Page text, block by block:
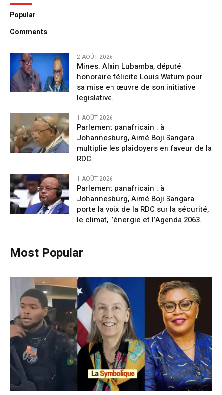
Popular
Comments
2 AOÛT 2026
Mines: Alain Lubamba, député
honoraire félicite Louis Watum pour
sa mise en œuvre de son initiative
legislative.
1 AOÛT 2026
Parlement panafricain : à
Johannesburg, Aimé Boji Sangara
multiplie les plaidoyers en faveur de la
RDC.
1 AOÛT 2026
Parlement panafricain : à
Johannesburg, Aimé Boji Sangara
porte la voix de la RDC sur la sécurité,
le climat, l’énergie et l’Agenda 2063.
Most Popular